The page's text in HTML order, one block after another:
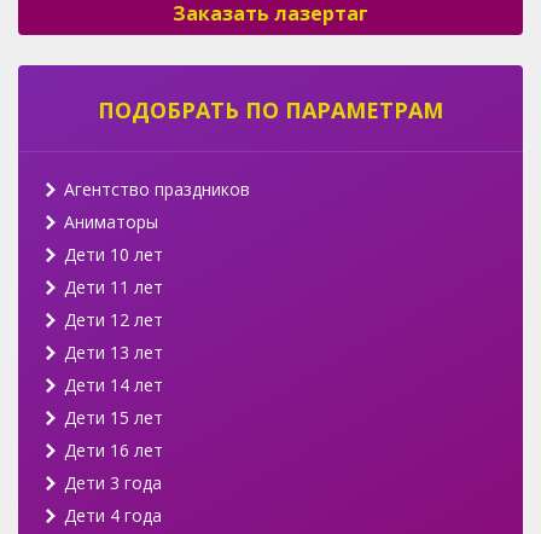
Заказать лазертаг
ПОДОБРАТЬ ПО ПАРАМЕТРАМ
Агентство праздников
Аниматоры
Дети 10 лет
Дети 11 лет
Дети 12 лет
Дети 13 лет
Дети 14 лет
Дети 15 лет
Дети 16 лет
Дети 3 года
Дети 4 года